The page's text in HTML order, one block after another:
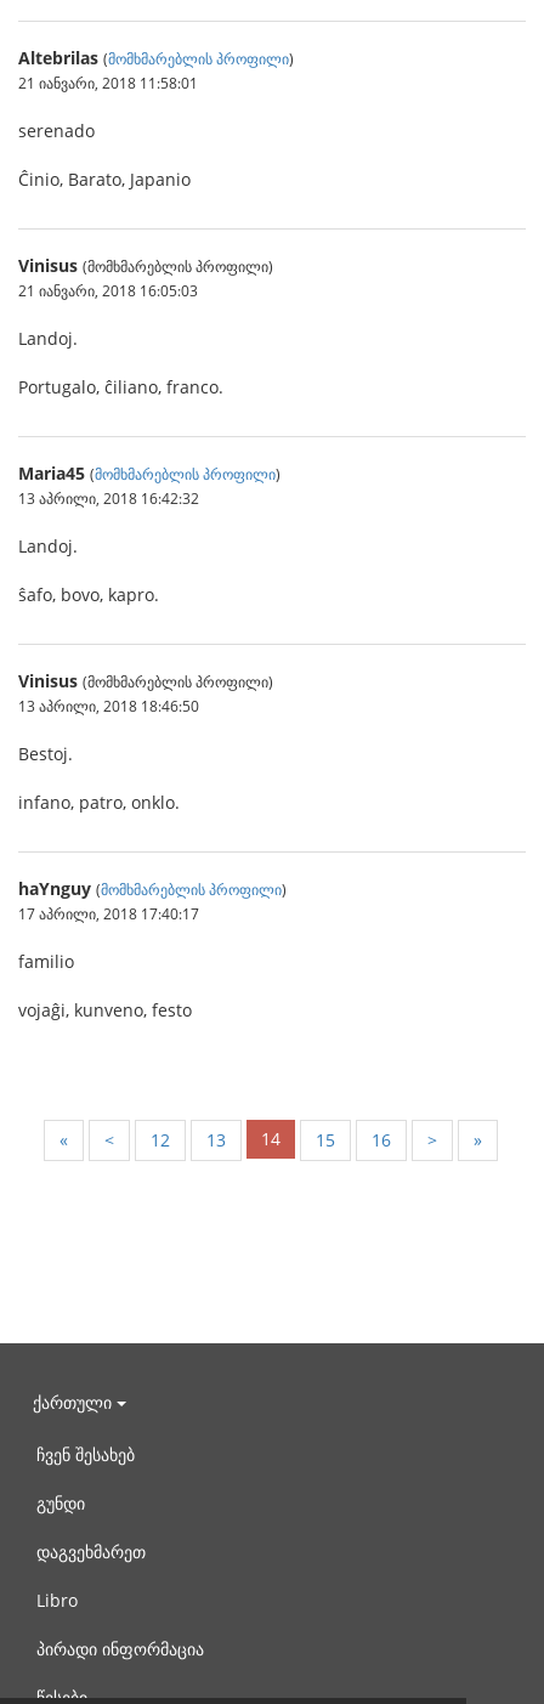
Altebrilas (მომხმარებლის პროფილი)
21 იანვარი, 2018 11:58:01
serenado
Ĉinio, Barato, Japanio
Vinisus (მომხმარებლის პროფილი)
21 იანვარი, 2018 16:05:03
Landoj.
Portugalo, ĉiliano, franco.
Maria45 (მომხმარებლის პროფილი)
13 აპრილი, 2018 16:42:32
Landoj.
ŝafo, bovo, kapro.
Vinisus (მომხმარებლის პროფილი)
13 აპრილი, 2018 18:46:50
Bestoj.
infano, patro, onklo.
haYnguy (მომხმარებლის პროფილი)
17 აპრილი, 2018 17:40:17
familio
vojaĝi, kunveno, festo
« < 12 13 14 15 16 > »
ქართული
ჩვენ შესახებ
გუნდი
დაგვეხმარეთ
Libro
პირადი ინფორმაცია
წესები